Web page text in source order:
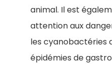
animal. Il est
attention aux
les cyanobactéries
épidémies de